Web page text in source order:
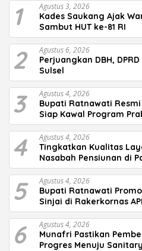
1 Agustus 3, 2026
Kades Saukang Ajak
Sambut HUT ke-81 RI
2 Agustus 6, 2026
Perjuangkan DBH,
Sulsel
3 Agustus 4, 2026
Bupati Ratnawati
Siap Kawal Program
4 Agustus 4, 2026
Tingkatkan Kualitas
Nasabah Pensiunan di
5 Agustus 4, 2026
Bupati Ratnawati
Sinjai di Rakerkornas
6 Agustus 4, 2026
Munafri Pastikan
Progres Menuju